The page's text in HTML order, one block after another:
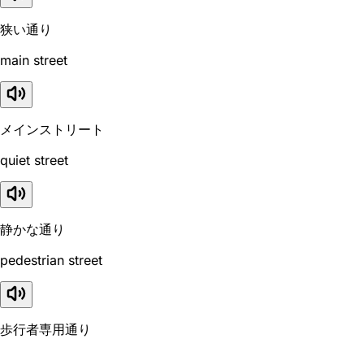
狭い通り
main street
メインストリート
quiet street
静かな通り
pedestrian street
歩行者専用通り